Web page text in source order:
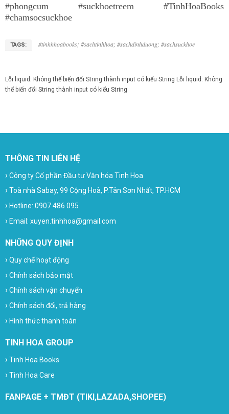
#phongcum #suckhoetreem #TinhHoaBooks
#chamsocsuckhoe
TAGS: #tinhhhoabooks; #sachtinhhoa; #sachdinhduong; #sachsuckhoe
Lỗi liquid: Không thể biến đổi String thành input có kiểu String Lỗi liquid: Không
thể biến đổi String thành input có kiểu String
THÔNG TIN LIÊN HỆ
› Công ty Cổ phần Đầu tư Văn hóa Tinh Hoa
› Toà nhà Sabay, 99 Cộng Hoà, P.Tân Sơn Nhất, TP.HCM
› Hotline: 0907 486 095
› Email: xuyen.tinhhoa@gmail.com
NHỮNG QUY ĐỊNH
› Quy chế hoạt động
› Chính sách bảo mật
› Chính sách vận chuyển
› Chính sách đổi, trả hàng
› Hình thức thanh toán
TINH HOA GROUP
› Tinh Hoa Books
› Tinh Hoa Care
FANPAGE + TMĐT (TIKI,LAZADA,SHOPEE)